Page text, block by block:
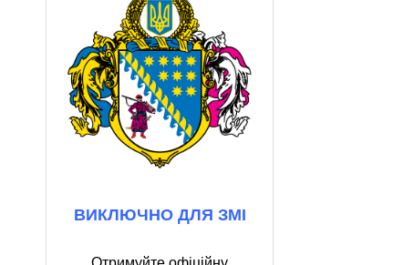
ВИКЛЮЧНО ДЛЯ ЗМІ